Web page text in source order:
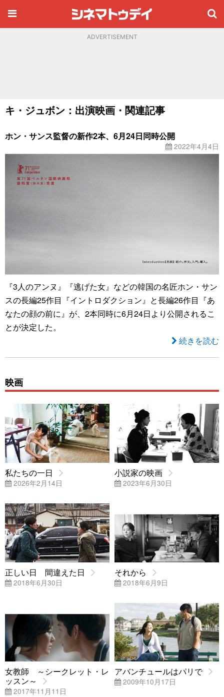
ADVERTISEMENT
キ・ジュボン：出演映画・関連記事
ホン・サンス監督の新作2本、6月24日同時公開
2022年4月4日
『3人のアンヌ』『逃げた女』などの韓国の名匠ホン・サン
スの長編25作目『イントロダクション』と長編26作目『あ
なたの顔の前に』が、2本同時に6月24日より公開されるこ
とが決定した。
続きを読む
映画
私たちの一日
2026年2月14日
小説家の映画
2023年6月30日
正しい日 間違えた日
2018年6月30日
それから
2018年6月9日
女教師 ～シークレット・レ
ッスン～
2017年11月11日
アバンチュールはパリで
2009年10月17日